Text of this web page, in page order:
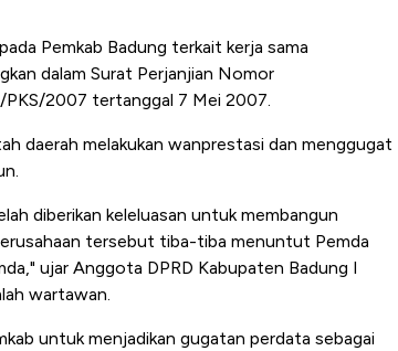
Pemkab Badung terkait kerja sama
dalam Surat Perjanjian Nomor
2007 tertanggal 7 Mei 2007.
daerah melakukan wanprestasi dan menggugat
diberikan keleluasan untuk membangun
tersebut tiba-tiba menuntut Pemda
ujar Anggota DPRD Kabupaten Badung I
wartawan.
untuk menjadikan gugatan perdata sebagai